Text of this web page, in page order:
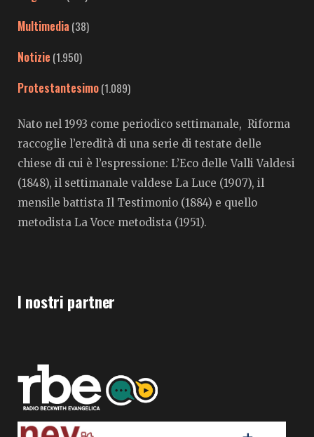
Multimedia (38)
Notizie (1.950)
Protestantesimo(1.089)
Nato nel 1993 come periodico settimanale, Riforma
raccoglie l’eredità di una serie di testate delle
chiese di cui è l’espressione: L’Eco delle Valli Valdesi
(1848), il settimanale valdese La Luce (1907), il
mensile battista Il Testimonio (1884) e quello
metodista La Voce metodista (1951).
I nostri partner